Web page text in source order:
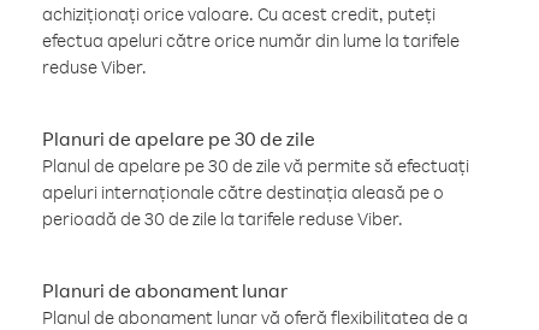
achiziționați orice valoare. Cu acest credit, puteți
efectua apeluri către orice număr din lume la tarifele
reduse Viber.
Planuri de apelare pe 30 de zile
Planul de apelare pe 30 de zile vă permite să efectuați
apeluri internaționale către destinația aleasă pe o
perioadă de 30 de zile la tarifele reduse Viber.
Planuri de abonament lunar
Planul de abonament lunar vă oferă flexibilitatea de a